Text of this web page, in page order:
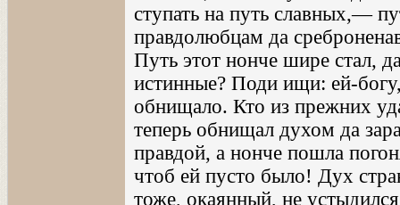
ступать на путь славных,—
правдолюбцам да
Путь этот нонче шире стал,
истинные? Поди ищи: ей-
обнищало. Кто из прежних
теперь обнищал духом да
правдой, а нонче пошла
чтоб ей пусто было! Дух
тоже, окаянный, не